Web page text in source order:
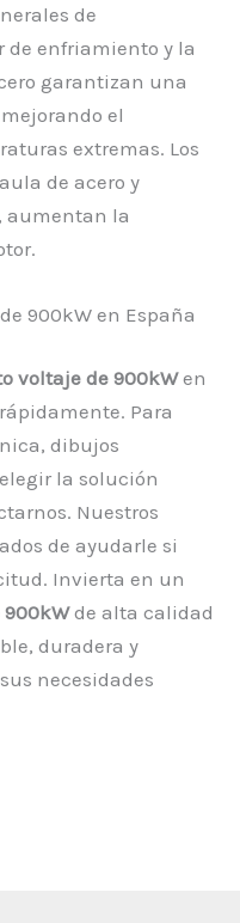
de
enfriamiento y la
garantizan una
el
extremas. Los
de acero y
aumentan la
900kW en España
voltaje de 900kWen
Para
dibujos
la solución
Nuestros
de ayudarle si
Invierta en un
900kWde alta calidad
duradera y
necesidades